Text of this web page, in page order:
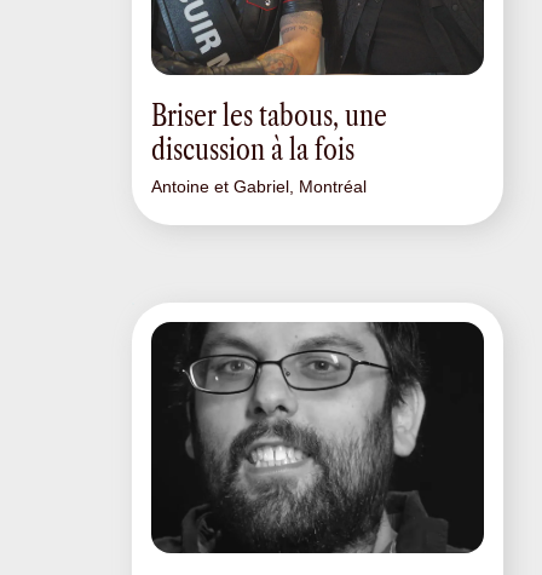
Briser les tabous, une
discussion à la fois
Antoine et Gabriel, Montréal